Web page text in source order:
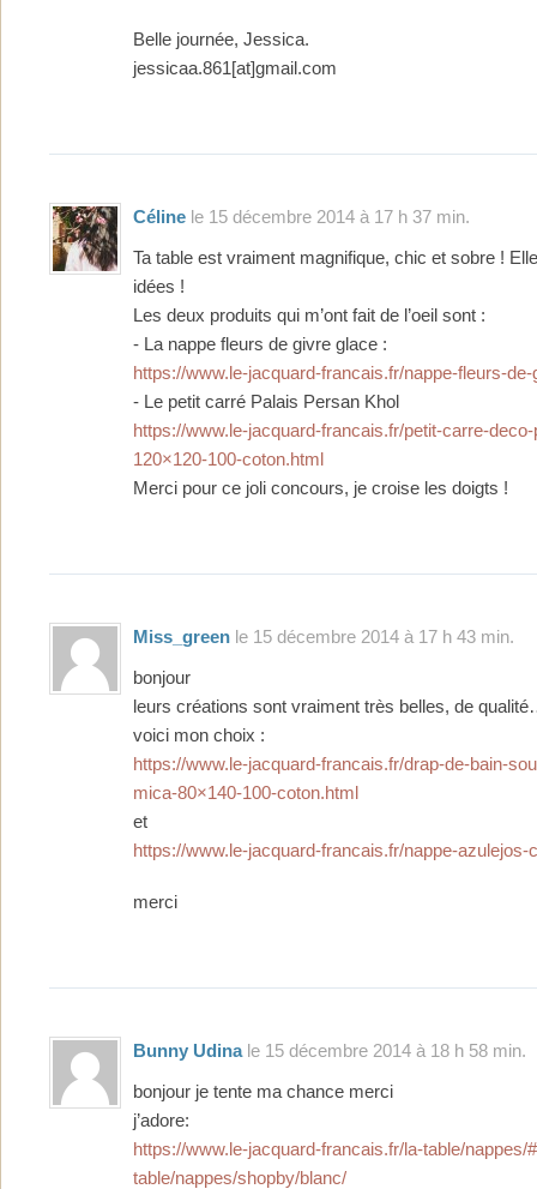
Belle journée, Jessica.
jessicaa.861[at]gmail.com
Céline le 15 décembre 2014 à 17 h 37 min.
Ta table est vraiment magnifique, chic et sobre !
idées !
Les deux produits qui m’ont fait de l’oeil sont :
- La nappe fleurs de givre glace :
https://www.le-jacquard-francais.fr/nappe-fleurs-
- Le petit carré Palais Persan Khol
https://www.le-jacquard-francais.fr/petit-carre-
120×120-100-coton.html
Merci pour ce joli concours, je croise les doigts !
Miss_green le 15 décembre 2014 à 17 h 43 min.
bonjour
leurs créations sont vraiment très belles, de
voici mon choix :
https://www.le-jacquard-francais.fr/drap-de-bain-
mica-80×140-100-coton.html
et
https://www.le-jacquard-francais.fr/nappe-azulejos-
merci
Bunny Udinale 15 décembre 2014 à 18 h 58 min.
bonjour je tente ma chance merci
j’adore:
https://www.le-jacquard-francais.fr/la-table/nappes/
table/nappes/shopby/blanc/